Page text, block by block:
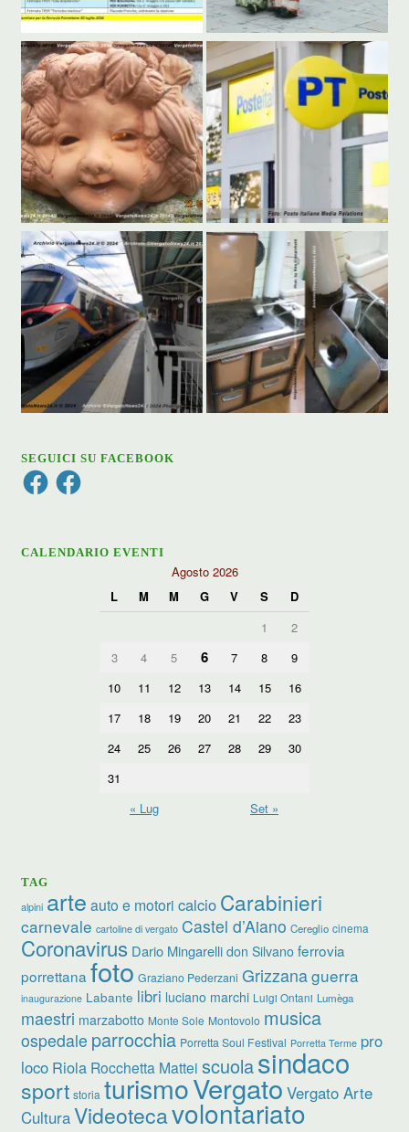
SEGUICI SU FACEBOOK
FacebookFacebook
CALENDARIO EVENTI
Agosto 2026
L
M M G V S
D
1
2
3
4 5 6 7 8
9
10
11 12 13 14 15
16
17
18 19 20 21 22
23
24
25 26 27 28 29
30
31
« Lug
Set »
TAG
alpini arte auto e motori calcio Carabinieri
carnevale cartoline di vergato Castel d’Aiano Cereglio cinema
Coronavirus Dario Mingarelli don Silvano ferrovia
porrettana foto Graziano Pederzani Grizzanaguerra
inaugurazione Labante libri luciano marchi Luigi Ontani Lumèga
maestri marzabotto Monte Sole Montovolo musica
ospedale parrocchia Porretta Soul Festival Porretta Terme pro
loco Riola Rocchetta Mattei scuolasindaco
sport storia turismoVergato Vergato Arte
CulturaVideotecavolontariato